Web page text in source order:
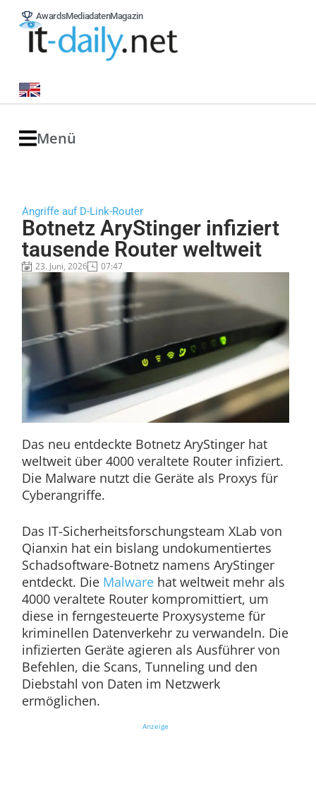
AwardsMediadatenMagazin
Menü
Angriffe auf D-Link-Router
Botnetz AryStinger infiziert
tausende Router weltweit
23. Juni, 2026 07:47
Das neu entdeckte Botnetz AryStinger hat
weltweit über 4000 veraltete Router infiziert.
Die Malware nutzt die Geräte als Proxys für
Cyberangriffe.
Das IT-Sicherheitsforschungsteam XLab von
Qianxin hat ein bislang undokumentiertes
Schadsoftware-Botnetz namens AryStinger
entdeckt. Die Malwarehat weltweit mehr als
4000 veraltete Router kompromittiert, um
diese in ferngesteuerte Proxysysteme für
kriminellen Datenverkehr zu verwandeln. Die
infizierten Geräte agieren als Ausführer von
Befehlen, die Scans, Tunneling und den
Diebstahl von Daten im Netzwerk
ermöglichen.
Anzeige